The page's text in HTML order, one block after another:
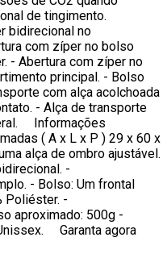
de tingimento.
bidirecional no
com zíper no bolso
- Abertura com zíper no
principal. - Bolso
com alça acolchoada
- Alça de transporte
Informações
( A x L x P ) 29 x 60 x
alça de ombro ajustável.
-
- Bolso: Um frontal
Poliéster. -
aproximado: 500g -
Garanta agora